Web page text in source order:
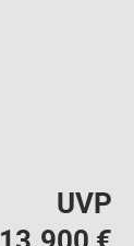
UVP